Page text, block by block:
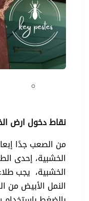
نقاط دخول ارض
من الصعب جدًا
الخشبية، إحدى
الخشبية، يجب
النمل الأبيض من